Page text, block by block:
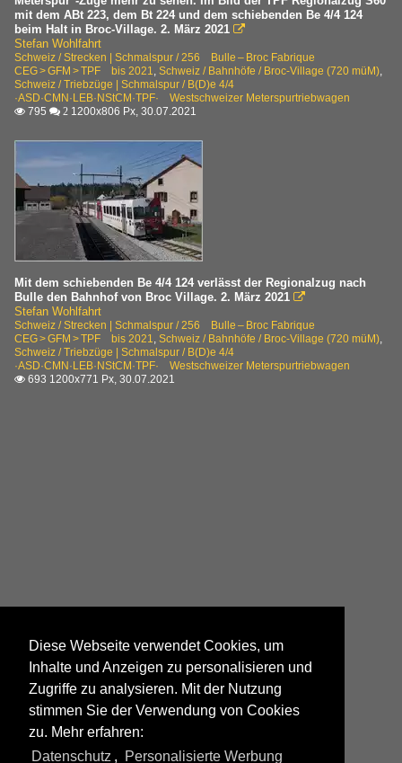
mit dem ABt 223, dem Bt 224 und dem schiebenden Be 4/4 124
beim Halt in Broc-Village. 2. März 2021 
Stefan Wohlfahrt
Schweiz / Strecken | Schmalspur / 256 Bulle – Broc Fabrique
CEG > GFM > TPF bis 2021, Schweiz / Bahnhöfe / Broc-Village (720 müM),
Schweiz / Triebzüge | Schmalspur / B(D)e 4/4
·ASD·CMN·LEB·NStCM·TPF· Westschweizer Meterspurtriebwagen
 795  2 1200x806 Px, 30.07.2021
Mit dem schiebenden Be 4/4 124 verlässt der Regionalzug nach
Bulle den Bahnhof von Broc Village. 2. März 2021 
Stefan Wohlfahrt
Schweiz / Strecken | Schmalspur / 256 Bulle – Broc Fabrique
CEG > GFM > TPF bis 2021, Schweiz / Bahnhöfe / Broc-Village (720 müM),
Schweiz / Triebzüge | Schmalspur / B(D)e 4/4
·ASD·CMN·LEB·NStCM·TPF· Westschweizer Meterspurtriebwagen
 693 1200x771 Px, 30.07.2021
Diese Webseite verwendet Cookies, um
Inhalte und Anzeigen zu personalisieren und
Zugriffe zu analysieren. Mit der Nutzung
stimmen Sie der Verwendung von Cookies
zu. Mehr erfahren:
Datenschutz , Personalisierte Werbung